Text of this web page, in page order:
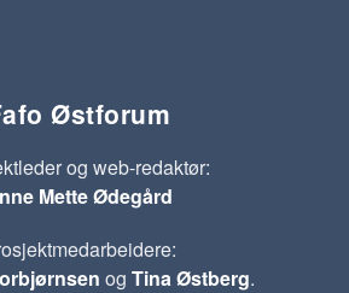
Østforum
og web-redaktør:
Mette Ødegård
og Tina Østberg.